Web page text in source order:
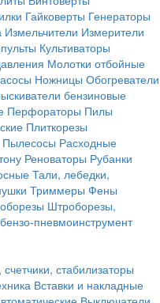
Гайковерты Генераторы
Измельчители Измерители
Культиваторы
Молотки отбойные
Ножницы Обогреватели
бензиновые
Перфораторы Пилы
Плиткорезы
Пылесосы Расходные
Реноваторы Рубанки
Тали, лебедки,
Триммеры Фены
Штроборезы,
пневмоинструмент
стабилизаторы
Вставки и накладные